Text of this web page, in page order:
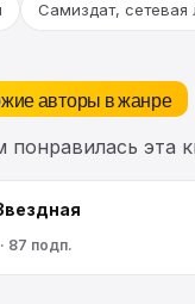
Самиздат, сетевая
авторы в жанре
понравилась эта
87 подп.